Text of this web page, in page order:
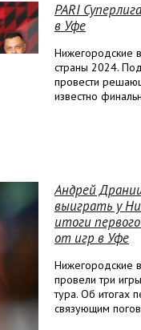
PARI
в Уфе
Нижегородские
страны 2024.
провести
известно
Андрей
выиграть у
итоги
от игр в Уфе
Нижегородские
провели три
тура. Об итогах
связующим